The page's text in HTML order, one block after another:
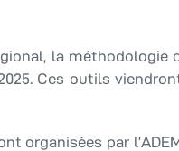
la
Ces outils
organisées par